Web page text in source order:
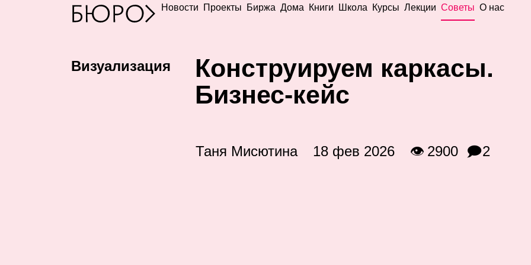
Новости Проекты Биржа Дома Книги Школа Курсы Лекции Советы О нас
Визуализация Конструируем каркасы.
Бизнес‑кейс
Таня Мисютина 18 фев 2026 👁 2900 🗩2